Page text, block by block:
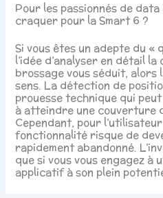
Pour les passionnés de
craquer pour la Smart 6 ?
Si vous êtes un adepte du
l’idée d’analyser en détail
brossage vous séduit, alors
sens. La détection de
prouesse technique qui
à atteindre une couverture
Cependant, pour
fonctionnalité risque de
rapidement abandonné.
que si vous vous engagez à
applicatif à son plein